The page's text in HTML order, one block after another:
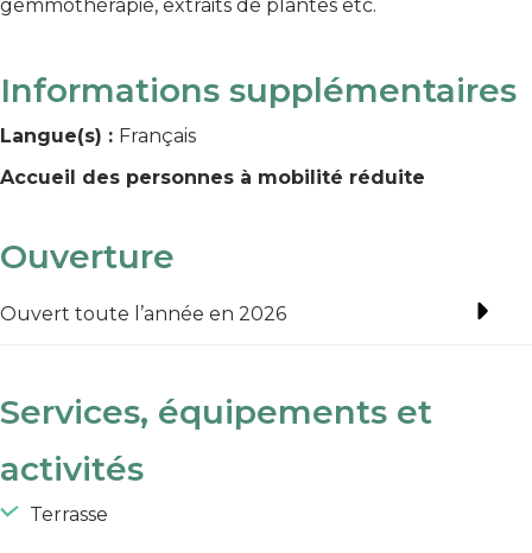
gemmothérapie, extraits de plantes etc.
Informations supplémentaires
Langue(s) : Français
Accueil des personnes à mobilité réduite
Ouverture
Ouvert toute l’année en 2026
Services, équipements et
activités
Terrasse